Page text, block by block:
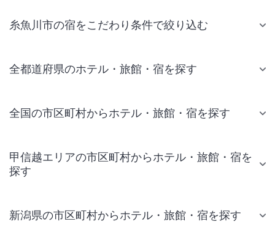
糸魚川市の宿をこだわり条件で絞り込む
全都道府県のホテル・旅館・宿を探す
全国の市区町村からホテル・旅館・宿を探す
甲信越エリアの市区町村からホテル・旅館・宿を
探す
新潟県の市区町村からホテル・旅館・宿を探す